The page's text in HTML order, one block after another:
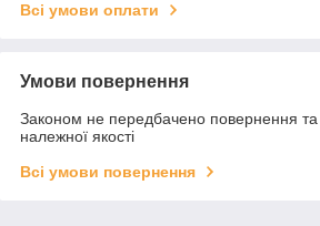
Всі умови оплати
Умови повернення
Законом не передбачено повернення та
належної якості
Всі умови повернення